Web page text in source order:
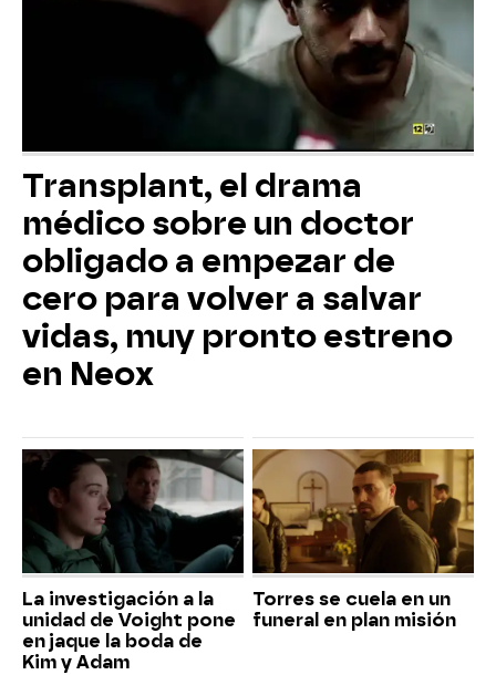
Transplant, el drama
médico sobre un doctor
obligado a empezar de
cero para volver a salvar
vidas, muy pronto estreno
en Neox
La investigación a la
unidad de Voight pone
en jaque la boda de
Kim y Adam
Torres se cuela en un
funeral en plan misión